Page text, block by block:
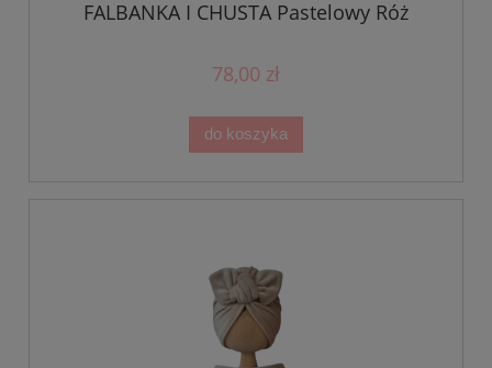
FALBANKA I CHUSTA Pastelowy Róż
78,00 zł
do koszyka